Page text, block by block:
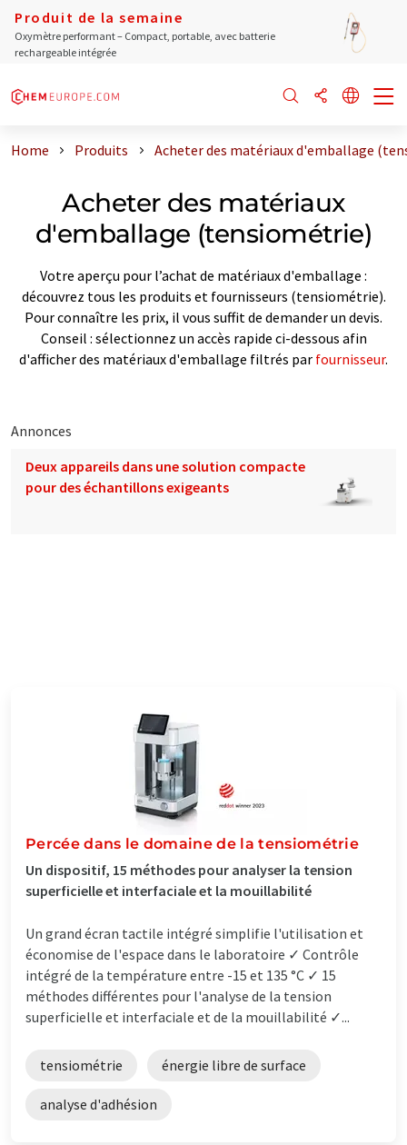
Produit de la semaine
Oxymètre performant – Compact, portable, avec batterie
rechargeable intégrée
Home Produits Acheter des matériaux d'emballage
Acheter des matériaux
d'emballage (tensiométrie)
Votre aperçu pour l’achat de matériaux d'emballage :
découvrez tous les produits et fournisseurs (tensiométrie).
Pour connaître les prix, il vous suffit de demander un devis.
Conseil : sélectionnez un accès rapide ci-dessous afin
d'afficher des matériaux d'emballage filtrés par fournisseur.
Annonces
Deux appareils dans une solution compacte
pour des échantillons exigeants
Percée dans le domaine de la tensiométrie
Un dispositif, 15 méthodes pour analyser la tension
superficielle et interfaciale et la mouillabilité
Un grand écran tactile intégré simplifie l'utilisation et
économise de l'espace dans le laboratoire ✓ Contrôle
intégré de la température entre -15 et 135 °C ✓ 15
méthodes différentes pour l'analyse de la tension
superficielle et interfaciale et de la mouillabilité ✓...
tensiométrie énergie libre de surface
analyse d'adhésion